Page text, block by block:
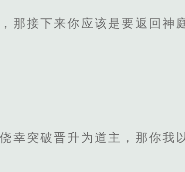
那接下来你应该是要返回神
幸突破晋升为道主，那你我